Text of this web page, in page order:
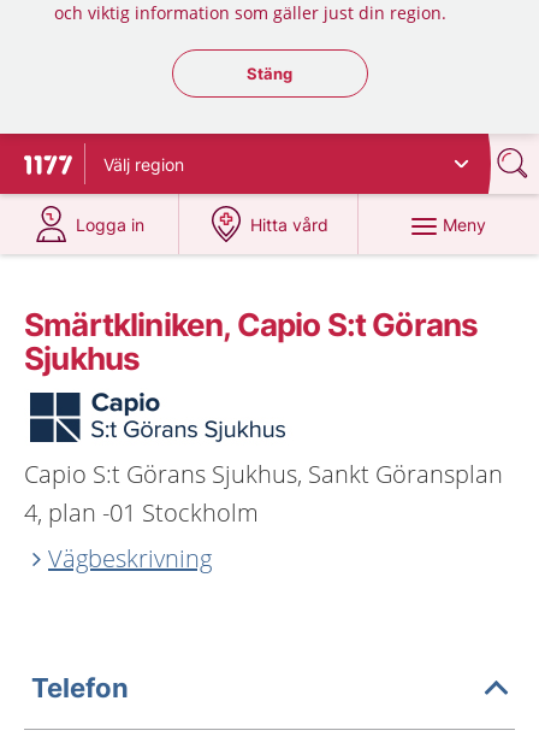
och viktig information som gäller just din region.
Stäng regionsväljaren
Stäng
Till startsidan för 1177
Välj region
Logga in
på 1177.se
Hitta vård
på 1177.se
Meny
Smärtkliniken, Capio S:t Görans
Sjukhus
Capio S:t Görans Sjukhus, Sankt Göransplan
4, plan -01 Stockholm
Vägbeskrivning
Telefon